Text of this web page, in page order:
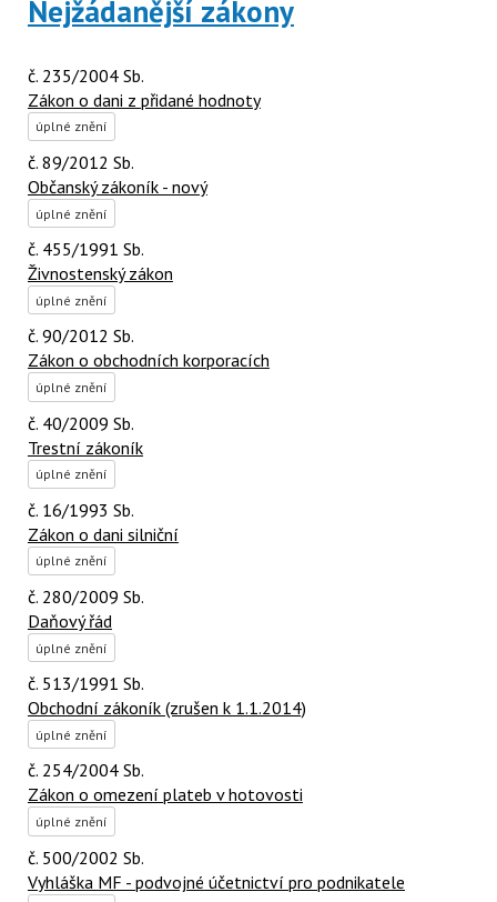
Nejžádanější zákony
č. 235/2004 Sb.
Zákon o dani z přidané hodnoty
úplné znění
č. 89/2012 Sb.
Občanský zákoník - nový
úplné znění
č. 455/1991 Sb.
Živnostenský zákon
úplné znění
č. 90/2012 Sb.
Zákon o obchodních korporacích
úplné znění
č. 40/2009 Sb.
Trestní zákoník
úplné znění
č. 16/1993 Sb.
Zákon o dani silniční
úplné znění
č. 280/2009 Sb.
Daňový řád
úplné znění
č. 513/1991 Sb.
Obchodní zákoník (zrušen k 1.1.2014)
úplné znění
č. 254/2004 Sb.
Zákon o omezení plateb v hotovosti
úplné znění
č. 500/2002 Sb.
Vyhláška MF - podvojné účetnictví pro podnikatele